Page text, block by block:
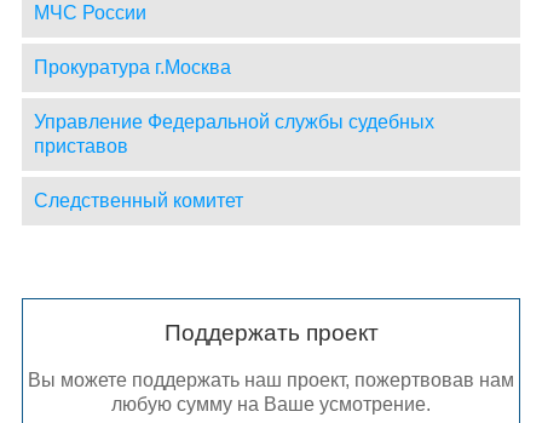
МЧС России
Прокуратура г.Москва
Управление Федеральной службы судебных
приставов
Следственный комитет
Поддержать проект
Вы можете поддержать наш проект, пожертвовав нам
любую сумму на Ваше усмотрение.